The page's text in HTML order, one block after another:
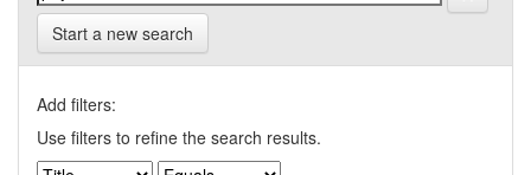
Start a new search
Add filters:
Use filters to refine the search results.